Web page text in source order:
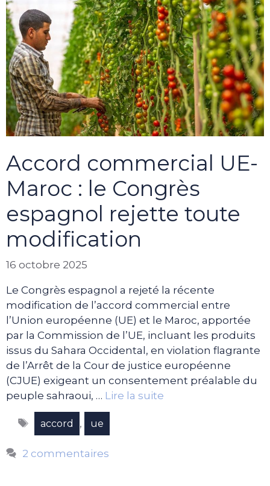
Accord commercial UE-
Maroc : le Congrès
espagnol rejette toute
modification
16 octobre 2025
Le Congrès espagnol a rejeté la récente
modification de l’accord commercial entre
l’Union européenne (UE) et le Maroc, apportée
par la Commission de l’UE, incluant les produits
issus du Sahara Occidental, en violation flagrante
de l’Arrêt de la Cour de justice européenne
(CJUE) exigeant un consentement préalable du
peuple sahraoui, … Lire la suite
Étiquettes
accord , ue
2 commentaires